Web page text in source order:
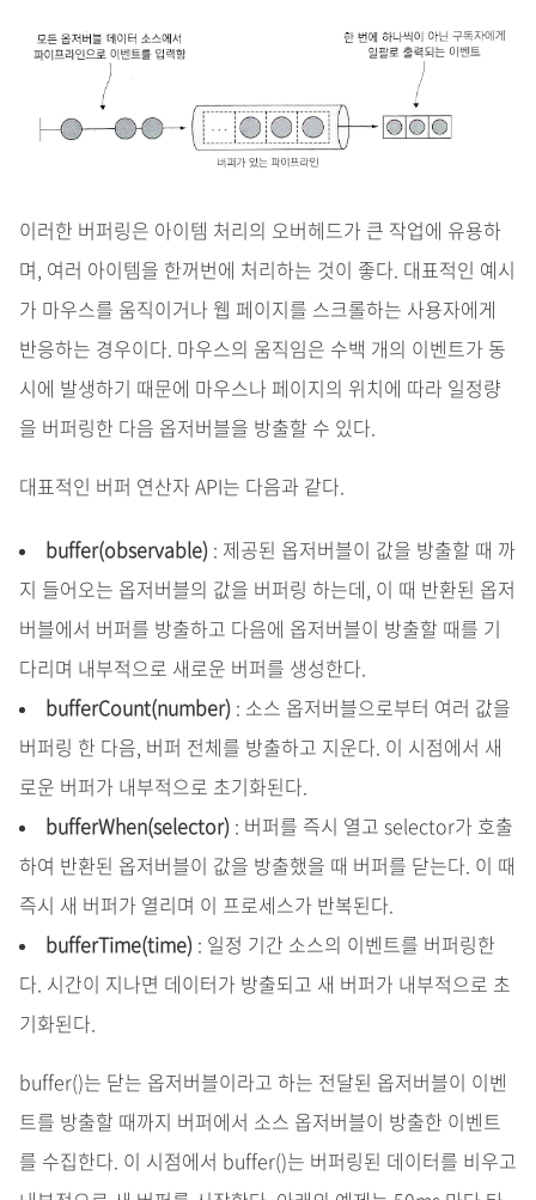
이러한 버퍼링은 아이템 처리의 오버헤드가 큰 작업에 유용하
며, 여러 아이템을 한꺼번에 처리하는 것이 좋다. 대표적인 예시
가 마우스를 움직이거나 웹 페이지를 스크롤하는 사용자에게
반응하는 경우이다. 마우스의 움직임은 수백 개의 이벤트가 동
시에 발생하기 때문에 마우스나 페이지의 위치에 따라 일정량
을 버퍼링한 다음 옵저버블을 방출할 수 있다.
대표적인 버퍼 연산자 API는 다음과 같다.
buffer(observable) : 제공된 옵저버블이 값을 방출할 때 까
지 들어오는 옵저버블의 값을 버퍼링 하는데, 이 때 반환된 옵저
버블에서 버퍼를 방출하고 다음에 옵저버블이 방출할 때를 기
다리며 내부적으로 새로운 버퍼를 생성한다.
bufferCount(number) : 소스 옵저버블으로부터 여러 값을
버퍼링 한 다음, 버퍼 전체를 방출하고 지운다. 이 시점에서 새
로운 버퍼가 내부적으로 초기화된다.
bufferWhen(selector) : 버퍼를 즉시 열고 selector가 호출
하여 반환된 옵저버블이 값을 방출했을 때 버퍼를 닫는다. 이 때
즉시 새 버퍼가 열리며 이 프로세스가 반복된다.
bufferTime(time) : 일정 기간 소스의 이벤트를 버퍼링한
다. 시간이 지나면 데이터가 방출되고 새 버퍼가 내부적으로 초
기화된다.
buffer()는 닫는 옵저버블이라고 하는 전달된 옵저버블이 이벤
트를 방출할 때까지 버퍼에서 소스 옵저버블이 방출한 이벤트
를 수집한다. 이 시점에서 buffer()는 버퍼링된 데이터를 비우고